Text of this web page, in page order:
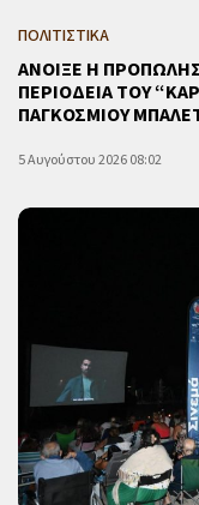
ΠΟΛΙΤΙΣΤΙΚΑ
ΑΝΟΙΞΕ Η
ΠΕΡΙΟΔΕΙΑ ΤΟΥ
ΠΑΓΚΟΣΜΙΟΥ
5 Αυγούστου 2026 08:02